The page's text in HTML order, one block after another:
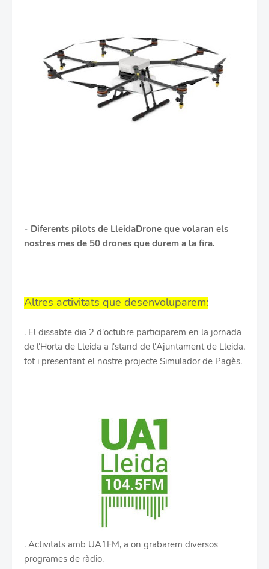
- Diferents pilots de LleidaDrone que volaran els
nostres mes de 50 drones que durem a la fira.
Altres activitats que desenvoluparem:
. El dissabte dia 2 d'octubre participarem en la jornada
de l'Horta de Lleida a l'stand de l'Ajuntament de Lleida,
tot i presentant el nostre projecte Simulador de Pagès.
. Activitats amb UA1FM, a on grabarem diversos
programes de ràdio.